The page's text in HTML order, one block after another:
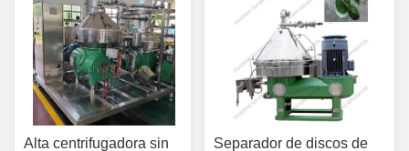
Alta centrifugadora sin
Separador de discos de